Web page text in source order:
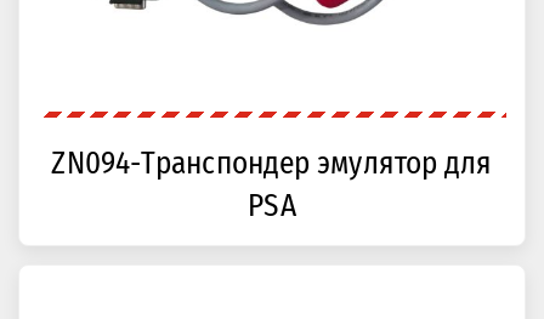
ZN094-Транспондер эмулятор для
PSA